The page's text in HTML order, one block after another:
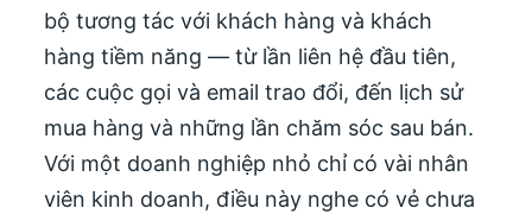
bộ tương tác với khách hàng và khách
hàng tiềm năng — từ lần liên hệ đầu tiên,
các cuộc gọi và email trao đổi, đến lịch sử
mua hàng và những lần chăm sóc sau bán.
Với một doanh nghiệp nhỏ chỉ có vài nhân
viên kinh doanh, điều này nghe có vẻ chưa